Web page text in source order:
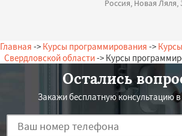
Россия, Новая Ляля,
Главная -> Курсы программирования ->
Свердловской области-> Курсы
Остались
Закажи бесплатную консультацию